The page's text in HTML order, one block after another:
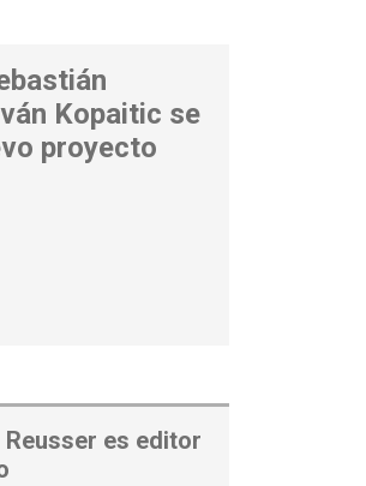
Kopaitic se
proyecto
es editor